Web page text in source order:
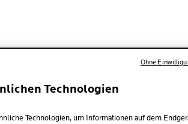
Technologien
Technologien, um Informationen auf dem
Ohne